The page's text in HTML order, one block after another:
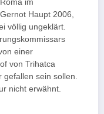
im
Haupt 2006,
völlig ungeklärt.
einer
von Trihatca
sein sollen.
nicht erwähnt.